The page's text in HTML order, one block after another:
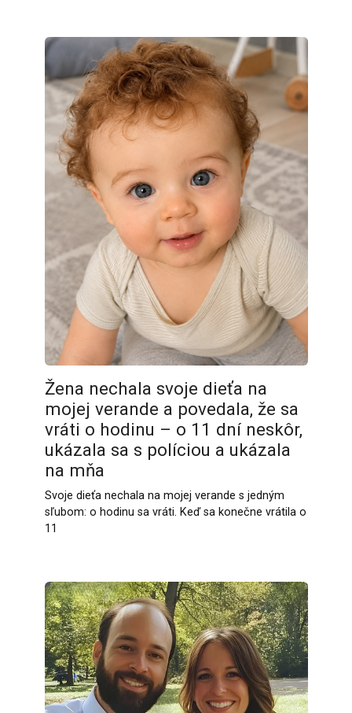
Žena nechala svoje dieťa na
mojej verande a povedala, že sa
vráti o hodinu – o 11 dní neskôr,
ukázala sa s políciou a ukázala
na mňa
Svoje dieťa nechala na mojej verande s jedným
sľubom: o hodinu sa vráti. Keď sa konečne vrátila o
11